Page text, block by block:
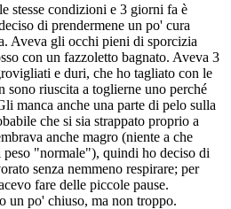
stesse condizioni e 3 giorni fa è
di prendermene un po' cura
Aveva gli occhi pieni di sporcizia
con un fazzoletto bagnato. Aveva 3
e duri, che ho tagliato con le
sono riuscita a toglierne uno perché
manca anche una parte di pelo sulla
che si sia strappato proprio a
anche magro (niente a che
"normale"), quindi ho deciso di
senza nemmeno respirare; per
fare delle piccole pause.
un po' chiuso, ma non troppo.